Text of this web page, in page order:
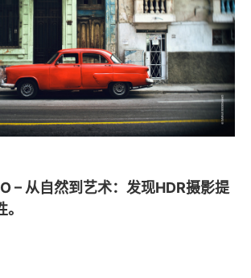
– 从自然到艺术：发现HDR摄影提